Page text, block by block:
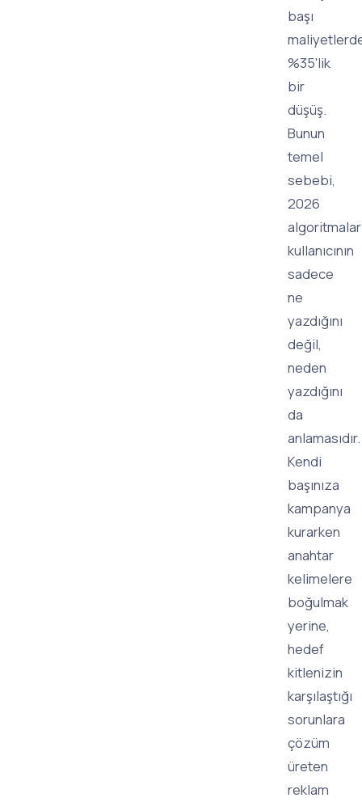
başı
%35'lik
bir
düşüş.
Bunun
temel
sebebi,
2026
kullanıcının
sadece
ne
yazdığını
değil,
neden
yazdığını
da
anlamasıdır.
Kendi
başınıza
kampanya
kurarken
anahtar
kelimelere
boğulmak
yerine,
hedef
kitlenizin
karşılaştığı
sorunlara
çözüm
üreten
reklam